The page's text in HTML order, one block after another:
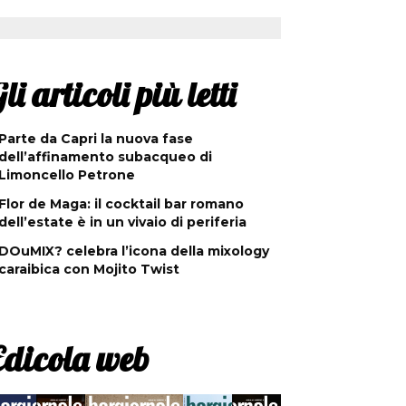
articoli più letti
da Capri la nuova fase
subacqueo di
Petrone
de Maga: il cocktail bar romano
è in un vivaio di periferia
celebra l’icona della mixology
con Mojito Twist
web